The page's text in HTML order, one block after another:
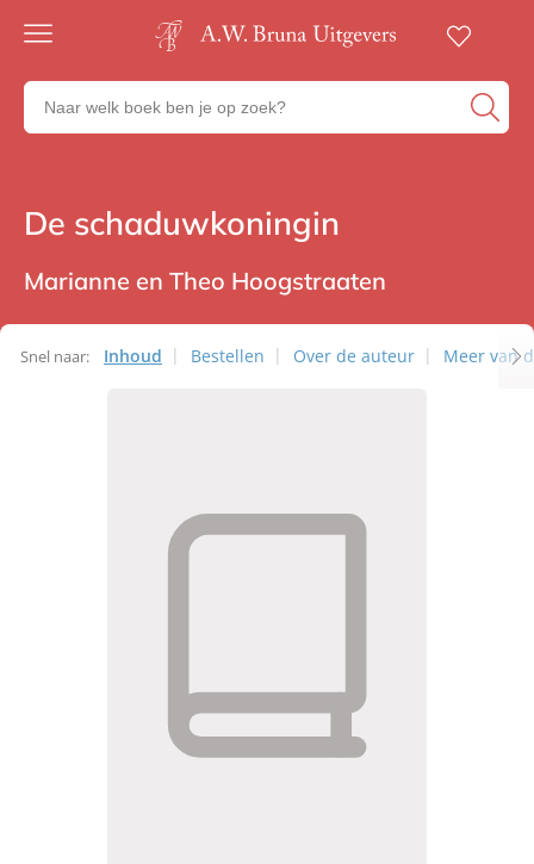
Gratis
23:00
in huis
betalen
retourneren
Zoeken
naar
uitgevers
Romans
De schaduwkoningin
Marianne en Theo Hoogstraaten
Snel naar: Inhoud Bestellen Over de auteur Meer van